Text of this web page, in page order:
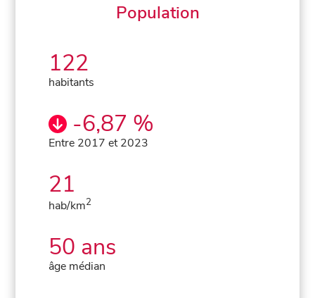
Population
122
habitants
-6,87 %
Entre 2017 et 2023
21
hab/km2
50 ans
âge médian